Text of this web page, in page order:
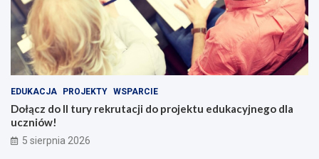
EDUKACJA PROJEKTY WSPARCIE
Dołącz do II tury rekrutacji do projektu edukacyjnego dla
uczniów!
5 sierpnia 2026